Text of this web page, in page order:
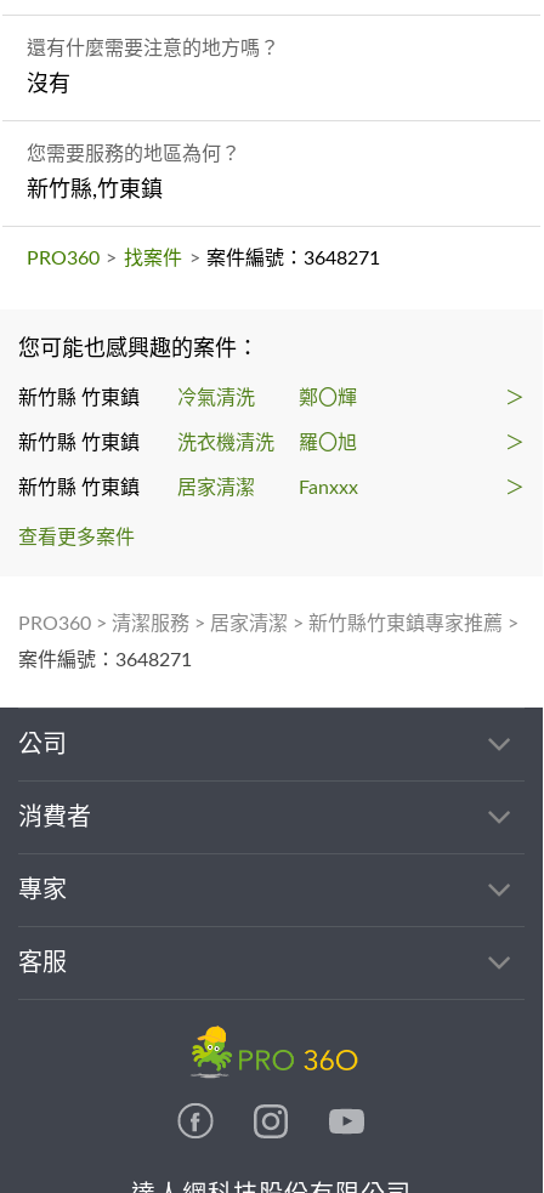
還有什麼需要注意的地方嗎？
沒有
您需要服務的地區為何？
新竹縣,竹東鎮
PRO360 > 找案件 > 案件編號：3648271
您可能也感興趣的案件：
新竹縣 竹東鎮 冷氣清洗 鄭〇輝 ＞
新竹縣 竹東鎮 洗衣機清洗 羅〇旭 ＞
新竹縣 竹東鎮 居家清潔 Fanxxx ＞
查看更多案件
PRO360 > 清潔服務 > 居家清潔 > 新竹縣竹東鎮專家推薦 >
案件編號：3648271
公司
消費者
專家
客服